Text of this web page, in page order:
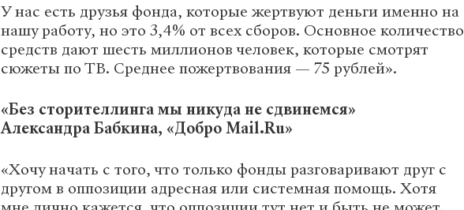
У нас есть друзья фонда, которые жертвуют деньги именно на
нашу работу, но это 3,4% от всех сборов. Основное количество
средств дают шесть миллионов человек, которые смотрят
сюжеты по ТВ. Среднее пожертвования — 75 рублей».
«Без сторителлинга мы никуда не сдвинемся»
Александра Бабкина, «Добро Mail.Ru»
«Хочу начать с того, что только фонды разговаривают друг с
другом в оппозиции адресная или системная помощь. Хотя